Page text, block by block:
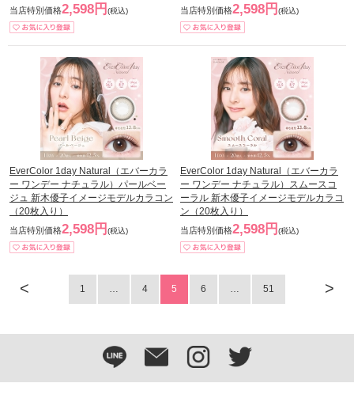
当店特別価格2,598円 (税込) 当店特別価格2,598円 (税込)
EverColor 1day Natural（エバーカラ
ー ワンデー ナチュラル）パールベー
ジュ 新木優子イメージモデルカラコン
（20枚入り）
当店特別価格2,598円 (税込)
EverColor 1day Natural（エバーカラ
ー ワンデー ナチュラル）スムースコ
ーラル 新木優子イメージモデルカラコ
ン（20枚入り）
当店特別価格2,598円 (税込)
< >
1 … 4 5 6 … 51